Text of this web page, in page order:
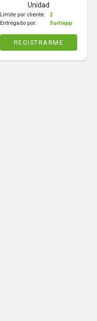
Unidad
Límite por cliente:
2
Entregado por:
Surtiapp
REGISTRARME